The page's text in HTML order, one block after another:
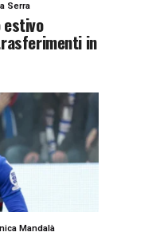
Serra
estivo
in
Mandalà